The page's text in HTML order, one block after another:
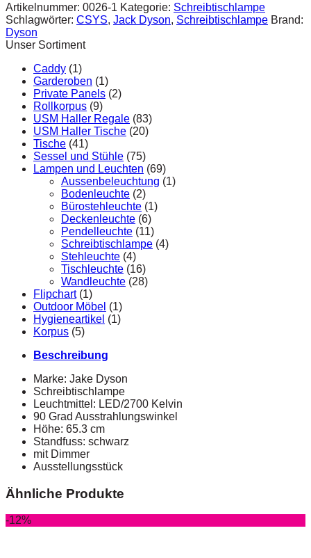
Artikelnummer: 0026-1 Kategorie: Schreibtischlampe
Schlagwörter: CSYS, Jack Dyson, Schreibtischlampe Brand:
Dyson
Unser Sortiment
Caddy (1)
Garderoben (1)
Private Panels (2)
Rollkorpus (9)
USM Haller Regale (83)
USM Haller Tische (20)
Tische (41)
Sessel und Stühle (75)
Lampen und Leuchten (69)
Aussenbeleuchtung (1)
Bodenleuchte (2)
Bürostehleuchte (1)
Deckenleuchte (6)
Pendelleuchte (11)
Schreibtischlampe (4)
Stehleuchte (4)
Tischleuchte (16)
Wandleuchte (28)
Flipchart (1)
Outdoor Möbel (1)
Hygieneartikel (1)
Korpus (5)
Beschreibung
Marke: Jake Dyson
Schreibtischlampe
Leuchtmittel: LED/2700 Kelvin
90 Grad Ausstrahlungswinkel
Höhe: 65.3 cm
Standfuss: schwarz
mit Dimmer
Ausstellungsstück
Ähnliche Produkte
-12%